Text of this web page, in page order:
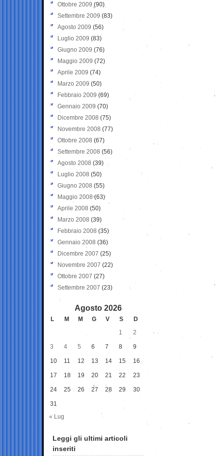
Ottobre 2009 (90)
Settembre 2009 (83)
Agosto 2009 (56)
Luglio 2009 (83)
Giugno 2009 (76)
Maggio 2009 (72)
Aprile 2009 (74)
Marzo 2009 (50)
Febbraio 2009 (69)
Gennaio 2009 (70)
Dicembre 2008 (75)
Novembre 2008 (77)
Ottobre 2008 (67)
Settembre 2008 (56)
Agosto 2008 (39)
Luglio 2008 (50)
Giugno 2008 (55)
Maggio 2008(63)
Aprile 2008 (50)
Marzo 2008 (39)
Febbraio 2008 (35)
Gennaio 2008 (36)
Dicembre 2007 (25)
Novembre 2007 (22)
Ottobre 2007 (27)
Settembre 2007 (23)
Agosto 2026
L M M G V S
D
1
2
3 4 5 6 7 8 9
10 11 12 13 14 15 16
17 18 19 20 21 22 23
24 25 26 27 28 29 30
31
« Lug
Leggi gli ultimi articoli
inseriti